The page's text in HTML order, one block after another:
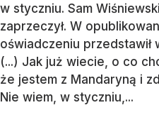
w styczniu. Sam
zaprzeczył. W
oświadczeniu przedstawił
(...) Jak już wiecie, o co
że jestem z Mandaryną i
Nie wiem, w styczniu,...